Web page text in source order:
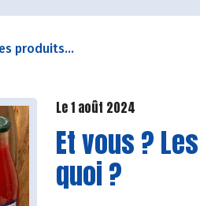
produits...
Le 1 août 2024
Et vous ?
quoi ?